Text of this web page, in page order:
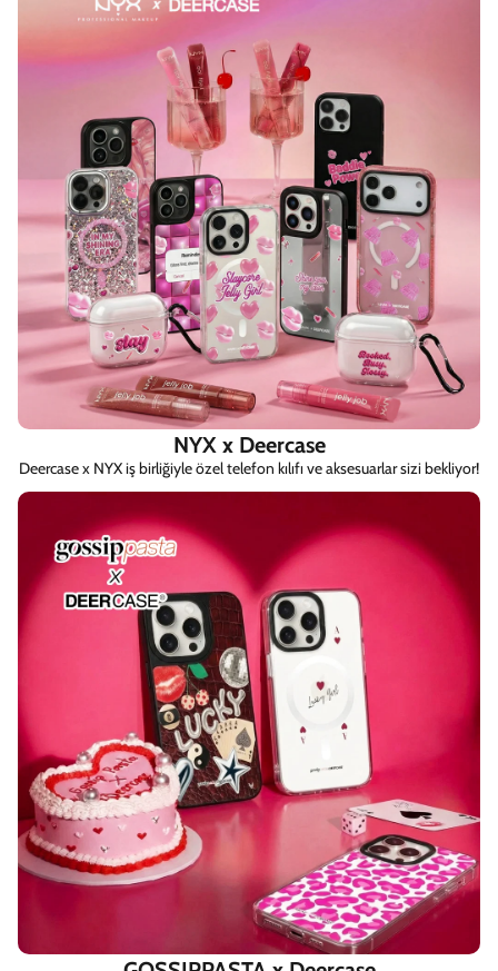
NYX x Deercase
Deercase x NYX iş birliğiyle özel telefon kılıfı ve aksesuarlar sizi bekliyor!